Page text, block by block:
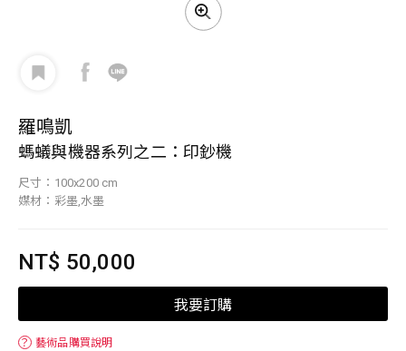
羅鳴凱
螞蟻與機器系列之二：印鈔機
尺寸：100x200 cm
媒材：彩墨,水墨
NT$ 50,000
我要訂購
？ 藝術品購買說明